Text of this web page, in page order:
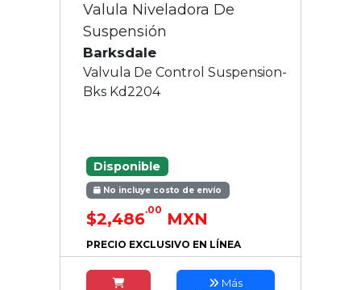
Valula Niveladora De
Suspensión
Barksdale
Valvula De Control Suspension-
Bks Kd2204
Disponible
No incluye costo de envío
$2,486.00 MXN
PRECIO EXCLUSIVO EN LÍNEA
Más